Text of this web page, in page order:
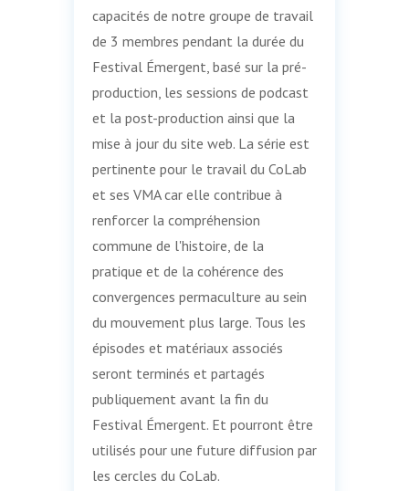
capacités de notre groupe de travail
de 3 membres pendant la durée du
Festival Émergent, basé sur la pré-
production, les sessions de podcast
et la post-production ainsi que la
mise à jour du site web. La série est
pertinente pour le travail du CoLab
et ses VMA car elle contribue à
renforcer la compréhension
commune de l'histoire, de la
pratique et de la cohérence des
convergences permaculture au sein
du mouvement plus large. Tous les
épisodes et matériaux associés
seront terminés et partagés
publiquement avant la fin du
Festival Émergent. Et pourront être
utilisés pour une future diffusion par
les cercles du CoLab.